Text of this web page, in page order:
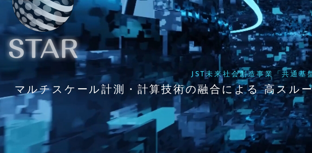
JST未来社会創造事業「共通
マルチスケール計測・計算技術の融合による 高スル